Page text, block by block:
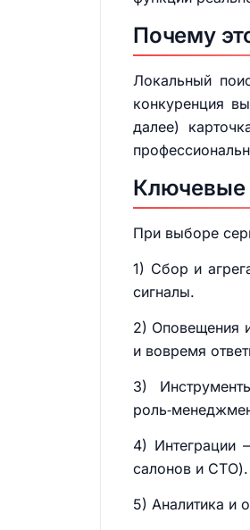
Почему
Локальный
конкуренция
далее)
Ключевые
При выборе
1) Сбор и
сигналы.
2) Оповещения
и вовремя
3)
4) Интеграции
салонов и СТО).
5) Аналитика и